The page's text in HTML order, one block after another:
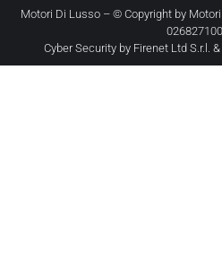
Motori Di Lusso – © Copyright by
Cyber Security by Firenet Ltd S.r.l. &